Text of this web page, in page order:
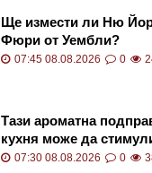
Ще измести ли Ню
Фюри от Уембли?
07:45 08.08.2026 0
Тази ароматна
кухня може да
и да облекчи стреса
07:30 08.08.2026 0